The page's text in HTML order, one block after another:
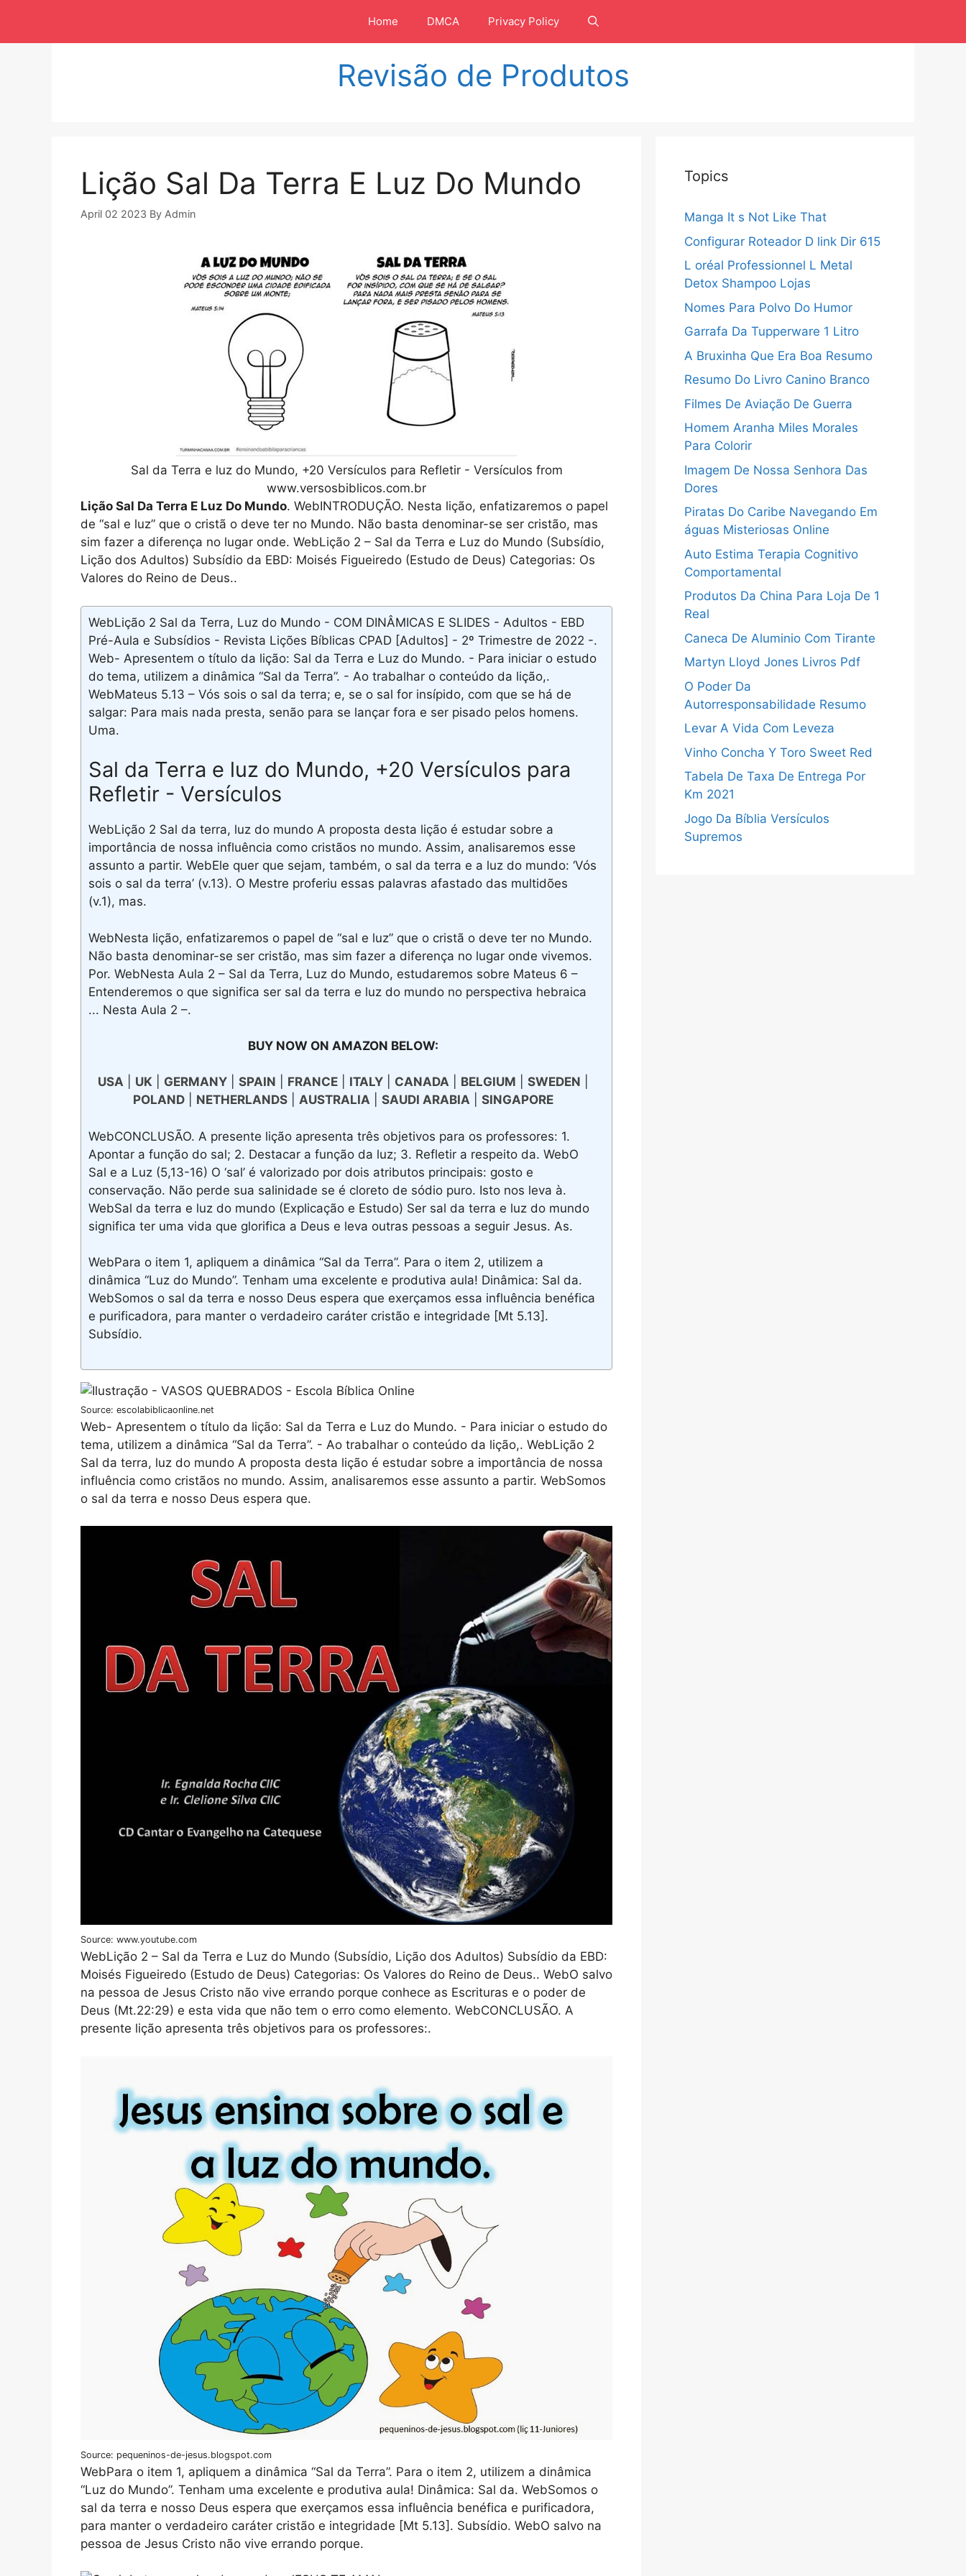
isi
Home DMCA Privacy Policy
Revisão de Produtos
Lição Sal Da Terra E Luz Do Mundo
April 02 2023 By Admin
Sal da Terra e luz do Mundo, +20 Versículos para Refletir - Versículos from
www.versosbiblicos.com.br
Lição Sal Da Terra E Luz Do Mundo. WebINTRODUÇÃO. Nesta lição, enfatizaremos o papel
de “sal e luz” que o cristã o deve ter no Mundo. Não basta denominar-se ser cristão, mas
sim fazer a diferença no lugar onde. WebLição 2 – Sal da Terra e Luz do Mundo (Subsídio,
Lição dos Adultos) Subsídio da EBD: Moisés Figueiredo (Estudo de Deus) Categorias: Os
Valores do Reino de Deus..
WebLição 2 Sal da Terra, Luz do Mundo - COM DINÂMICAS E SLIDES - Adultos - EBD
Pré-Aula e Subsídios - Revista Lições Bíblicas CPAD [Adultos] - 2º Trimestre de 2022 -.
Web- Apresentem o título da lição: Sal da Terra e Luz do Mundo. - Para iniciar o estudo
do tema, utilizem a dinâmica “Sal da Terra”. - Ao trabalhar o conteúdo da lição,.
WebMateus 5.13 – Vós sois o sal da terra; e, se o sal for insípido, com que se há de
salgar: Para mais nada presta, senão para se lançar fora e ser pisado pelos homens.
Uma.
Sal da Terra e luz do Mundo, +20 Versículos para
Refletir - Versículos
WebLição 2 Sal da terra, luz do mundo A proposta desta lição é estudar sobre a
importância de nossa influência como cristãos no mundo. Assim, analisaremos esse
assunto a partir. WebEle quer que sejam, também, o sal da terra e a luz do mundo: ‘Vós
sois o sal da terra’ (v.13). O Mestre proferiu essas palavras afastado das multidões
(v.1), mas.
WebNesta lição, enfatizaremos o papel de “sal e luz” que o cristã o deve ter no Mundo.
Não basta denominar-se ser cristão, mas sim fazer a diferença no lugar onde vivemos.
Por. WebNesta Aula 2 – Sal da Terra, Luz do Mundo, estudaremos sobre Mateus 6 –
Entenderemos o que significa ser sal da terra e luz do mundo no perspectiva hebraica
... Nesta Aula 2 –.
BUY NOW ON AMAZON BELOW:
USA| UK| GERMANY| SPAIN FRANCE| ITALY| CANADA| BELGIUM SWEDEN
POLAND| NETHERLANDS| AUSTRALIA| SAUDI ARABIA| SINGAPORE
WebCONCLUSÃO. A presente lição apresenta três objetivos para os professores: 1.
Apontar a função do sal; 2. Destacar a função da luz; 3. Refletir a respeito da. WebO
Sal e a Luz (5,13-16) O ‘sal’ é valorizado por dois atributos principais: gosto e
conservação. Não perde sua salinidade se é cloreto de sódio puro. Isto nos leva à.
WebSal da terra e luz do mundo (Explicação e Estudo) Ser sal da terra e luz do mundo
significa ter uma vida que glorifica a Deus e leva outras pessoas a seguir Jesus. As.
WebPara o item 1, apliquem a dinâmica “Sal da Terra”. Para o item 2, utilizem a
dinâmica “Luz do Mundo”. Tenham uma excelente e produtiva aula! Dinâmica: Sal da.
WebSomos o sal da terra e nosso Deus espera que exerçamos essa influência benéfica
e purificadora, para manter o verdadeiro caráter cristão e integridade [Mt 5.13].
Subsídio.
Source: escolabiblicaonline.net
Web- Apresentem o título da lição: Sal da Terra e Luz do Mundo. - Para iniciar o estudo do
tema, utilizem a dinâmica “Sal da Terra”. - Ao trabalhar o conteúdo da lição,. WebLição 2
Sal da terra, luz do mundo A proposta desta lição é estudar sobre a importância de nossa
influência como cristãos no mundo. Assim, analisaremos esse assunto a partir. WebSomos
o sal da terra e nosso Deus espera que.
Source: www.youtube.com
WebLição 2 – Sal da Terra e Luz do Mundo (Subsídio, Lição dos Adultos) Subsídio da EBD:
Moisés Figueiredo (Estudo de Deus) Categorias: Os Valores do Reino de Deus.. WebO salvo
na pessoa de Jesus Cristo não vive errando porque conhece as Escrituras e o poder de
Deus (Mt.22:29) e esta vida que não tem o erro como elemento. WebCONCLUSÃO. A
presente lição apresenta três objetivos para os professores:.
Source: pequeninos-de-jesus.blogspot.com
WebPara o item 1, apliquem a dinâmica “Sal da Terra”. Para o item 2, utilizem a dinâmica
“Luz do Mundo”. Tenham uma excelente e produtiva aula! Dinâmica: Sal da. WebSomos o
sal da terra e nosso Deus espera que exerçamos essa influência benéfica e purificadora,
para manter o verdadeiro caráter cristão e integridade [Mt 5.13]. Subsídio. WebO salvo na
pessoa de Jesus Cristo não vive errando porque.
Topics
Manga It s Not Like That
Configurar Roteador D link Dir 615
L oréal Professionnel L Metal
Detox Shampoo Lojas
Nomes Para Polvo Do Humor
Garrafa Da Tupperware 1 Litro
A Bruxinha Que Era Boa Resumo
Resumo Do Livro Canino Branco
Filmes De Aviação De Guerra
Homem Aranha Miles Morales
Para Colorir
Imagem De Nossa Senhora Das
Dores
Piratas Do Caribe Navegando Em
águas Misteriosas Online
Auto Estima Terapia Cognitivo
Comportamental
Produtos Da China Para Loja De 1
Real
Caneca De Aluminio Com Tirante
Martyn Lloyd Jones Livros Pdf
O Poder Da
Autorresponsabilidade Resumo
Levar A Vida Com Leveza
Vinho Concha Y Toro Sweet Red
Tabela De Taxa De Entrega Por
Km 2021
Jogo Da Bíblia Versículos
Supremos